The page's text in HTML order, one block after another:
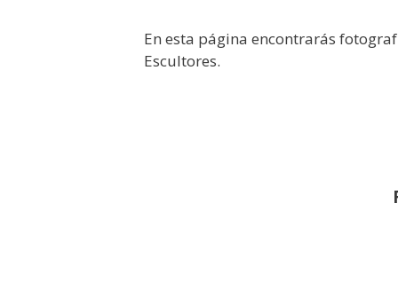
En esta página encontrarás
Escultores.